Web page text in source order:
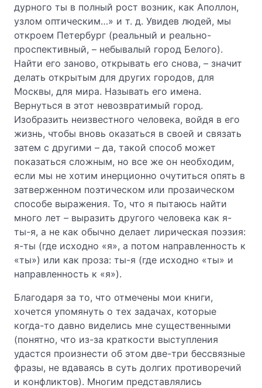
дурного ты в полный рост возник, как Аполлон,
узлом оптическим…» и т. д. Увидев людей, мы
откроем Петербург (реальный и реально-
проспективный, – небывалый город Белого).
Найти его заново, открывать его снова, – значит
делать открытым для других городов, для
Москвы, для мира. Называть его имена.
Вернуться в этот невозвратимый город.
Изобразить неизвестного человека, войдя в его
жизнь, чтобы вновь оказаться в своей и связать
затем с другими – да, такой способ может
показаться сложным, но все же он необходим,
если мы не хотим инерционно очутиться опять в
затверженном поэтическом или прозаическом
способе выражения. То, что я пытаюсь найти
много лет – выразить другого человека как я-
ты-я, а не как обычно делает лирическая поэзия:
я-ты (где исходно «я», а потом направленность к
«ты») или как проза: ты-я (где исходно «ты» и
направленность к «я»).
Благодаря за то, что отмечены мои книги,
хочется упомянуть о тех задачах, которые
когда-то давно виделись мне существенными
(понятно, что из-за краткости выступления
удастся произнести об этом две-три бессвязные
фразы, не вдаваясь в суть долгих противоречий
и конфликтов). Многим представлялись